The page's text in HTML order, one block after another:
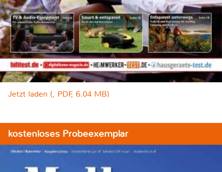
Jetzt laden (, PDF, 6.04 MB)
kostenloses Probeexemplar